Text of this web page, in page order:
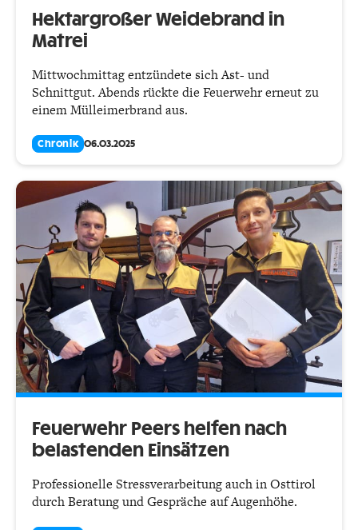
Hektargroßer Weidebrand in
Matrei
Mittwochmittag entzündete sich Ast- und
Schnittgut. Abends rückte die Feuerwehr erneut zu
einem Mülleimerbrand aus.
Chronik 06.03.2025
Feuerwehr Peers helfen nach
belastenden Einsätzen
Professionelle Stressverarbeitung auch in Osttirol
durch Beratung und Gespräche auf Augenhöhe.